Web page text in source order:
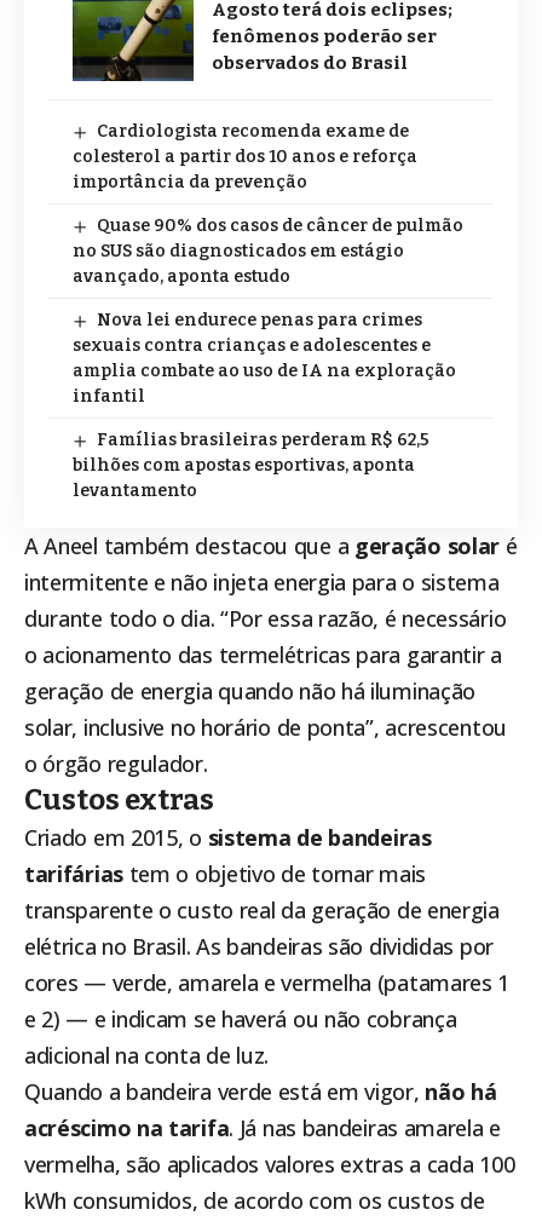
Agosto terá dois eclipses;
fenômenos poderão ser
observados do Brasil
Cardiologista recomenda exame de
colesterol a partir dos 10 anos e reforça
importância da prevenção
Quase 90% dos casos de câncer de pulmão
no SUS são diagnosticados em estágio
avançado, aponta estudo
Nova lei endurece penas para crimes
sexuais contra crianças e adolescentes e
amplia combate ao uso de IA na exploração
infantil
Famílias brasileiras perderam R$ 62,5
bilhões com apostas esportivas, aponta
levantamento
A Aneel também destacou que a geração solar é
intermitente e não injeta energia para o sistema
durante todo o dia. “Por essa razão, é necessário
o acionamento das termelétricas para garantir a
geração de energia quando não há iluminação
solar, inclusive no horário de ponta”, acrescentou
o órgão regulador.
Custos extras
Criado em 2015, o sistema de bandeiras
tarifárias tem o objetivo de tornar mais
transparente o custo real da geração de energia
elétrica no Brasil. As bandeiras são divididas por
cores — verde, amarela e vermelha (patamares 1
e 2) — e indicam se haverá ou não cobrança
adicional na conta de luz.
Quando a bandeira verde está em vigor, não há
acréscimo na tarifa. Já nas bandeiras amarela e
vermelha, são aplicados valores extras a cada 100
kWh consumidos, de acordo com os custos de